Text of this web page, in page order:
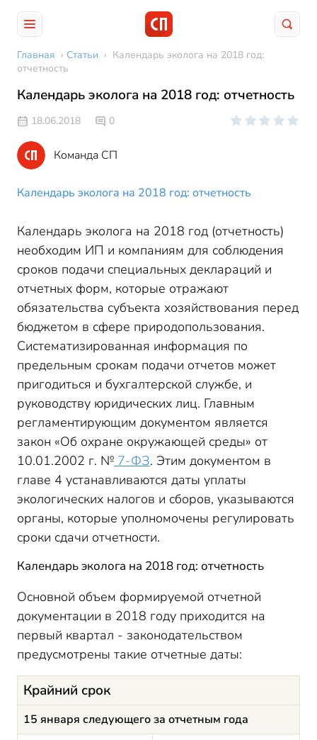
Главная › Статьи › Календарь эколога на 2018 год:
отчетность
Календарь эколога на 2018 год: отчетность
18.06.2018 0
Команда СП
Календарь эколога на 2018 год: отчетность
Календарь эколога на 2018 год (отчетность)
необходим ИП и компаниям для соблюдения
сроков подачи специальных деклараций и
отчетных форм, которые отражают
обязательства субъекта хозяйствования перед
бюджетом в сфере природопользования.
Систематизированная информация по
предельным срокам подачи отчетов может
пригодиться и бухгалтерской службе, и
руководству юридических лиц. Главным
регламентирующим документом является
закон «Об охране окружающей среды» от
10.01.2002 г. № 7-ФЗ. Этим документом в
главе 4 устанавливаются даты уплаты
экологических налогов и сборов, указываются
органы, которые уполномочены регулировать
сроки сдачи отчетности.
Календарь эколога на 2018 год: отчетность
Основной объем формируемой отчетной
документации в 2018 году приходится на
первый квартал - законодательством
предусмотрены такие отчетные даты:
Крайний срок
15 января следующего за отчетным года